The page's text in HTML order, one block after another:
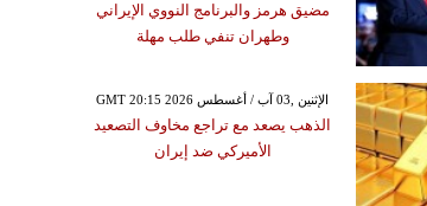
مضيق هرمز والبرنامج النووي الإيراني
وطهران تنفي طلب مهلة
GMT 20:15 2026 الإثنين ,03 آب / أغسطس
الذهب يصعد مع تراجع مخاوف التصعيد
الأميركي ضد إيران